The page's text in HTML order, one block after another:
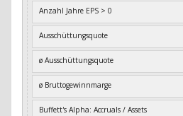
Anzahl Jahre EPS > 0
Ausschüttungsquote
ø Ausschüttungsquote
ø Bruttogewinnmarge
Buffett's Alpha: Accruals / Assets